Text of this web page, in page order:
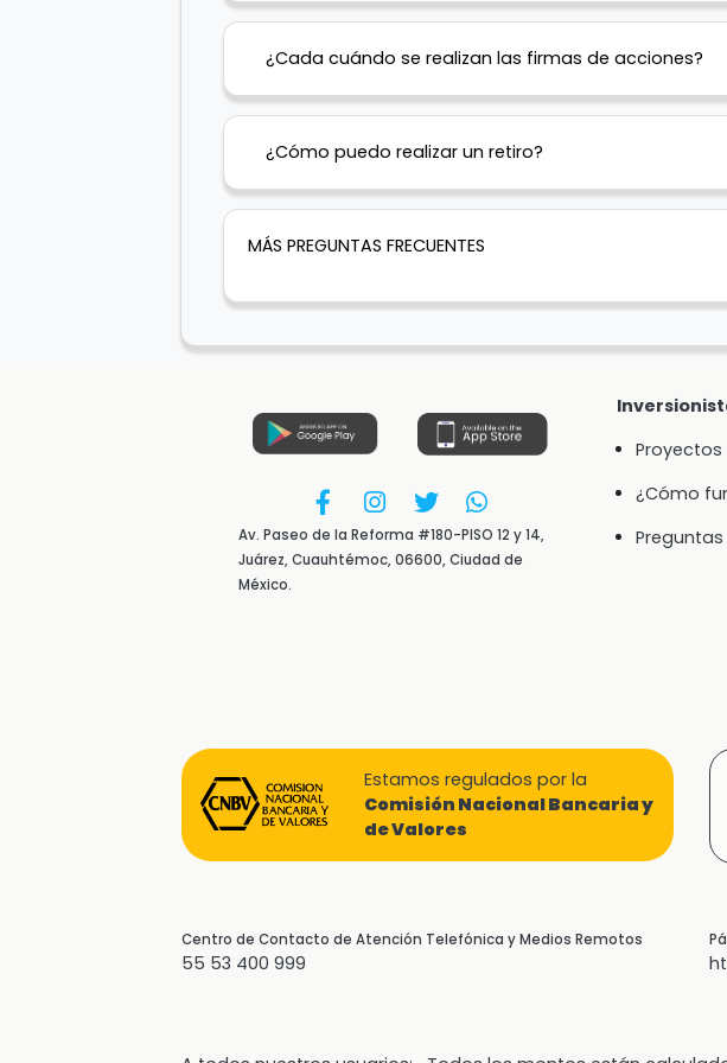
¿Cada cuándo se realizan las firmas de acciones?
¿Cómo puedo realizar un retiro?
MÁS PREGUNTAS FRECUENTES
Av. Paseo de la Reforma #180-PISO 12 y 14,
Juárez, Cuauhtémoc, 06600, Ciudad de
México.
Proyectos
¿Cómo
Estamos regulados por la
Comisión Nacional Bancaria y
de Valores
Centro de Contacto de Atención Telefónica y Medios Remotos
55 53 400 999